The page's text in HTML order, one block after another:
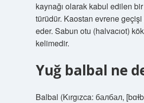
kaynağı olarak kabul edilen
türüdür. Kaostan evrene
eder. Sabun otu (halvacıot)
kelimedir.
Yuğ balbal ne
Balbal (Kırgızca: балбал,